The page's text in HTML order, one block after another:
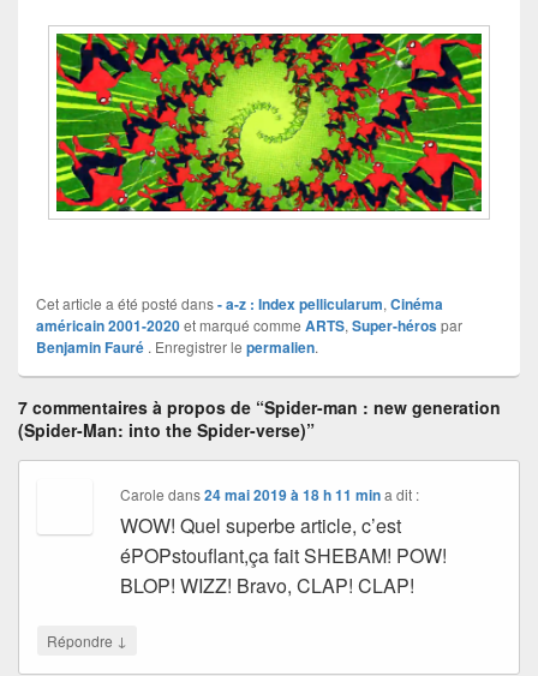
Cet article a été posté dans- a-z : Index pellicularum, Cinéma
américain 2001-2020et marqué comme ARTS, Super-hérospar
Benjamin Fauré . Enregistrer le permalien.
7 commentaires à propos de “Spider-man : new generation
(Spider-Man: into the Spider-verse)”
Carole dans24 mai 2019 à 18 h 11 min a dit :
WOW! Quel superbe article, c’est
éPOPstouflant,ça fait SHEBAM! POW!
BLOP! WIZZ! Bravo, CLAP! CLAP!
Répondre ↓